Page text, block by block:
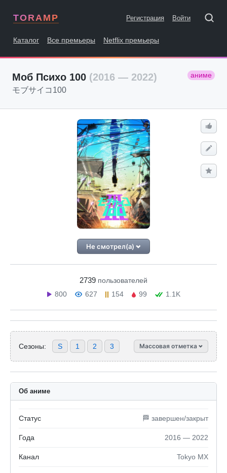
TORAMP Регистрация Войти
Каталог Все премьеры Netflix премьеры
Моб Психо 100 (2016 — 2022) аниме
モブサイコ100
Не смотрел(а)
2739 пользователей
800
627 154 99 1.1K
Сезоны: S 1 2 3 Массовая отметка
Об аниме
Статус 🏁 завершен/закрыт
Года 2016 — 2022
Канал Tokyo MX